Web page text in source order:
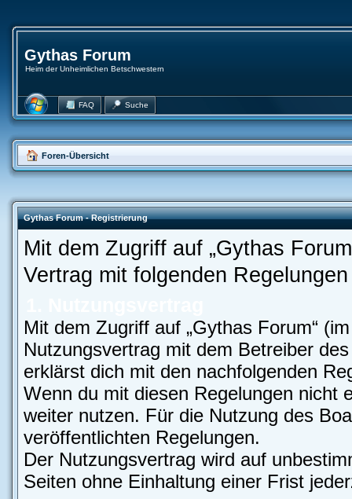
Gythas Forum
Heim der Unheimlichen Betschwestern
FAQ Suche
Foren-Übersicht
Gythas Forum - Registrierung
Mit dem Zugriff auf „Gythas
Vertrag mit folgenden
Mit dem Zugriff auf „Gythas Forum“
Nutzungsvertrag mit dem Betreiber
erklärst dich mit den nachfolgenden
Wenn du mit diesen Regelungen nicht
weiter nutzen. Für die Nutzung des
veröffentlichten Regelungen.
Der Nutzungsvertrag wird auf
Seiten ohne Einhaltung einer Frist